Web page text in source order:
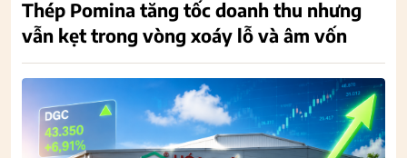
Thép Pomina tăng tốc doanh thu nhưng
vẫn kẹt trong vòng xoáy lỗ và âm vốn